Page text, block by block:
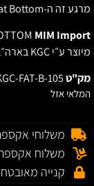
מרגע זה ה-Fat Bottom הוצמד לגשר והקסם, כבר יעשה את שלו…
MIM Import
מיוצר ע״י KGC בארה״ב כולל כל החומרים.
מק"טKGC-FAT-B-105
המלאי אזל
משלוחי
משלוח
קנייה